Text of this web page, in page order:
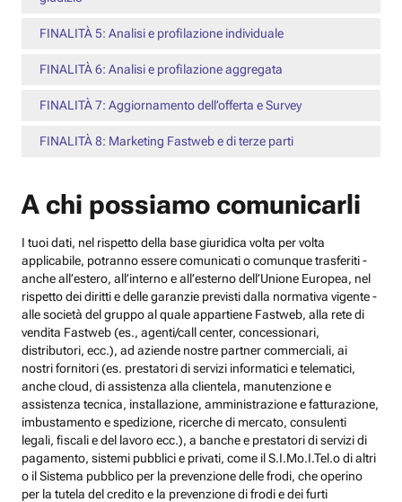
FINALITÀ 5: Analisi e profilazione individuale
FINALITÀ 6: Analisi e profilazione aggregata
FINALITÀ 7: Aggiornamento dell’offerta e Survey
FINALITÀ 8: Marketing Fastweb e di terze parti
A chi possiamo comunicarli
I tuoi dati, nel rispetto della base giuridica volta per volta
applicabile, potranno essere comunicati o comunque trasferiti -
anche all’estero, all’interno e all’esterno dell’Unione Europea, nel
rispetto dei diritti e delle garanzie previsti dalla normativa vigente -
alle società del gruppo al quale appartiene Fastweb, alla rete di
vendita Fastweb (es., agenti/call center, concessionari,
distributori, ecc.), ad aziende nostre partner commerciali, ai
nostri fornitori (es. prestatori di servizi informatici e telematici,
anche cloud, di assistenza alla clientela, manutenzione e
assistenza tecnica, installazione, amministrazione e fatturazione,
imbustamento e spedizione, ricerche di mercato, consulenti
legali, fiscali e del lavoro ecc.), a banche e prestatori di servizi di
pagamento, sistemi pubblici e privati, come il S.I.Mo.I.Tel.o di altri
o il Sistema pubblico per la prevenzione delle frodi, che operino
per la tutela del credito e la prevenzione di frodi e dei furti